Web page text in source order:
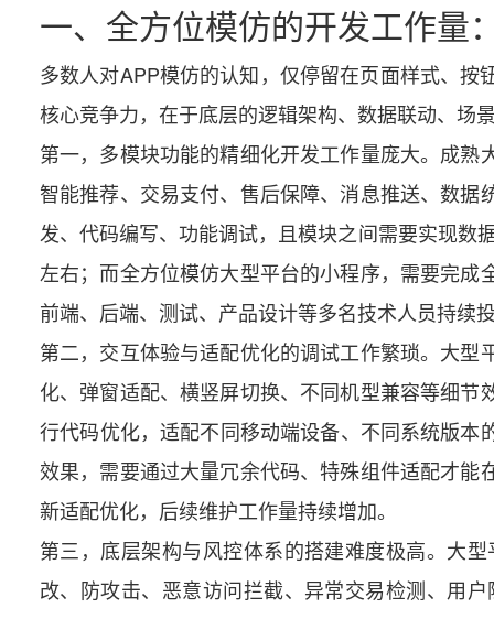
一、全方位模仿的开发工作量
多数人对APP模仿的认知，仅停留在页面样式、
核心竞争力，在于底层的逻辑架构、数据联动、场
第一，多模块功能的精细化开发工作量庞大。成
智能推荐、交易支付、售后保障、消息推送、数
发、代码编写、功能调试，且模块之间需要实现数
左右；而全方位模仿大型平台的小程序，需要完
前端、后端、测试、产品设计等多名技术人员持续
第二，交互体验与适配优化的调试工作繁琐。大
化、弹窗适配、横竖屏切换、不同机型兼容等细
行代码优化，适配不同移动端设备、不同系统版
效果，需要通过大量冗余代码、特殊组件适配才
新适配优化，后续维护工作量持续增加。
第三，底层架构与风控体系的搭建难度极高。大
改、防攻击、恶意访问拦截、异常交易检测、用